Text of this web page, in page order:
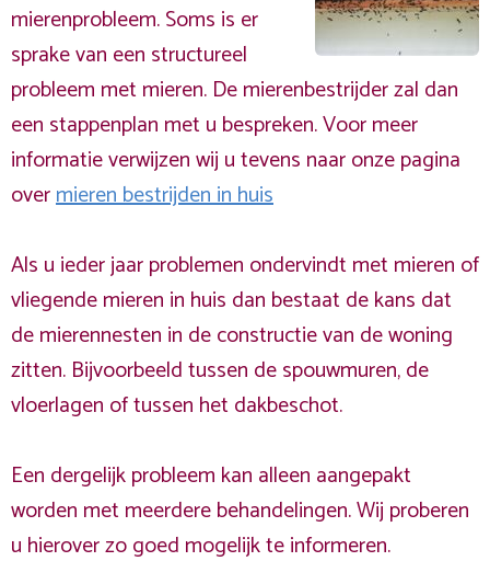
mierenprobleem. Soms is er
sprake van een structureel
probleem met mieren. De mierenbestrijder zal dan
een stappenplan met u bespreken. Voor meer
informatie verwijzen wij u tevens naar onze pagina
overmieren bestrijden in huis
Als u ieder jaar problemen ondervindt met mieren of
vliegende mieren in huis dan bestaat de kans dat
de mierennesten in de constructie van de woning
zitten. Bijvoorbeeld tussen de spouwmuren, de
vloerlagen of tussen het dakbeschot.
Een dergelijk probleem kan alleen aangepakt
worden met meerdere behandelingen. Wij proberen
u hierover zo goed mogelijk te informeren.